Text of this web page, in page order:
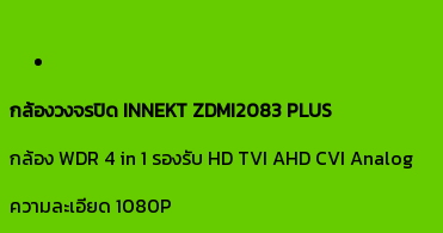
กล้องวงจรปิด INNEKT ZDMI2083 PLUS
กล้อง WDR 4 in 1 รองรับ HD TVI AHD CVI Analog
ความละเอียด 1080P